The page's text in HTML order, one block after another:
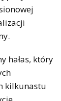
hałas, który
kilkunastu